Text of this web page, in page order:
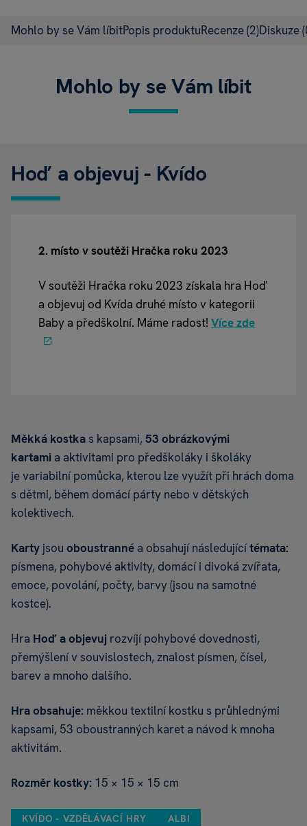
Mohlo by se Vám líbitPopis produktuRecenze(2)Diskuze
Mohlo by se Vám líbit
Hoď a objevuj - Kvído
2. místo v soutěži Hračka roku 2023
V soutěži Hračka roku 2023 získala hra Hoď
a objevuj od Kvída druhé místo v kategorii
Baby a předškolní. Máme radost! Více zde
Měkká kostka s kapsami,53 obrázkovými
kartami a aktivitami pro předškoláky i školáky
je variabilní pomůcka, kterou lze využít při hrách doma
s dětmi, během domácí párty nebo v dětských
kolektivech.
Karty jsou oboustranné a obsahují následujícítémata:
písmena, pohybové aktivity, domácí i divoká zvířata,
emoce, povolání, počty, barvy (jsou na samotné
kostce).
Hra Hoď a objevuj rozvíjí pohybové dovednosti,
přemýšlení v souvislostech, znalost písmen, čísel,
barev a mnoho dalšího.
Hra obsahuje: měkkou textilní kostku s průhlednými
kapsami, 53 oboustranných karet a návod k mnoha
aktivitám.
Rozměr kostky: 15 × 15 × 15 cm
KVÍDO - VZDĚLÁVACÍ HRY ALBI